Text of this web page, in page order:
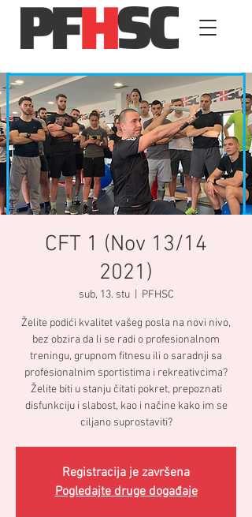
CFT 1 (Nov 13/14
2021)
sub, 13. stu
  |
PFHSC
Želite podići kvalitet vašeg posla na novi nivo,
bez obzira da li se radi o profesionalnom
treningu, grupnom fitnesu ili o saradnji sa
profesionalnim sportistima i rekreativcima?
Želite biti u stanju čitati pokret, prepoznati
disfunkciju i slabost, kao i načine kako im se
ciljano suprostaviti?
Registracija je završena
Pogledajte druge događaje